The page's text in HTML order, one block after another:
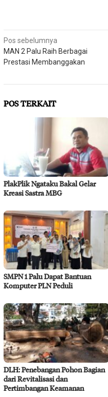
Navigasi
pos
Pos sebelumnya
MAN 2 Palu Raih Berbagai
Prestasi Membanggakan
POS TERKAIT
PlakPlik Ngataku Bakal Gelar
Kreasi Sastra MBG
SMPN 1 Palu Dapat Bantuan
Komputer PLN Peduli
DLH: Penebangan Pohon Bagian
dari Revitalisasi dan
Pertimbangan Keamanan